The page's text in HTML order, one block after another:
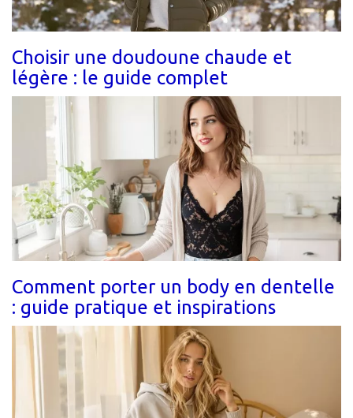
Choisir une doudoune chaude et
légère : le guide complet
Comment porter un body en dentelle
: guide pratique et inspirations